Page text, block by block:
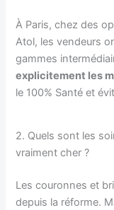
À Paris, chez des
Atol, les vendeurs
gammes
explicitement les
le 100% Santé et
2. Quels sont les
vraiment cher ?
Les couronnes et
depuis la réforme.